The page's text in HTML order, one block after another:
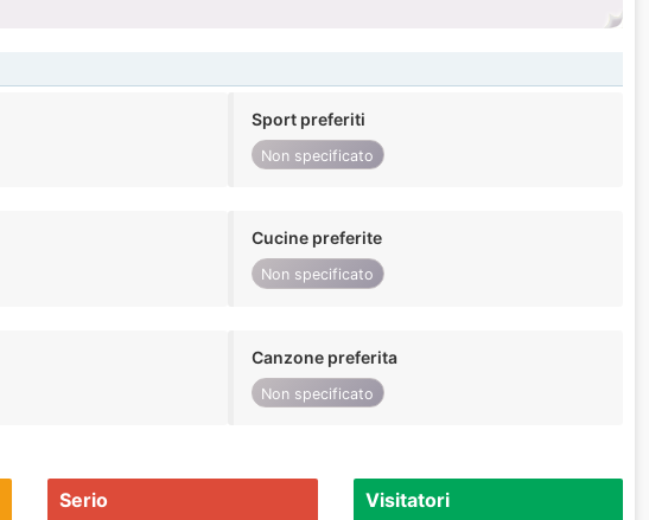
Sport preferiti
Non specificato
Cucine preferite
Non specificato
Canzone preferita
Non specificato
Serio Visitatori